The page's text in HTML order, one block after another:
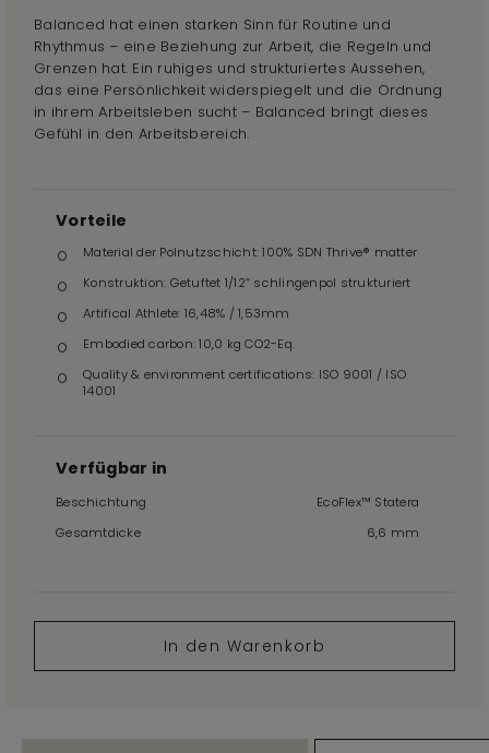
Balanced hat einen starken Sinn für Routine und
Rhythmus – eine Beziehung zur Arbeit, die Regeln und
Grenzen hat. Ein ruhiges und strukturiertes Aussehen,
das eine Persönlichkeit widerspiegelt und die Ordnung
in ihrem Arbeitsleben sucht – Balanced bringt dieses
Gefühl in den Arbeitsbereich.
Vorteile
Material der Polnutzschicht: 100% SDN Thrive® matter
Konstruktion: Getuftet 1/12” schlingenpol strukturiert
Artifical Athlete: 16,48% / 1,53mm
Embodied carbon: 10,0 kg CO2-Eq.
Quality & environment certifications: ISO 9001 / ISO
14001
Verfügbar in
Beschichtung
EcoFlex™ Statera
Gesamtdicke
6,6 mm
In den Warenkorb